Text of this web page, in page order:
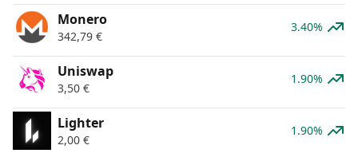
Monero
342,79 €
3.40%
Uniswap
3,50 €
1.90%
Lighter
2,00 €
1.90%